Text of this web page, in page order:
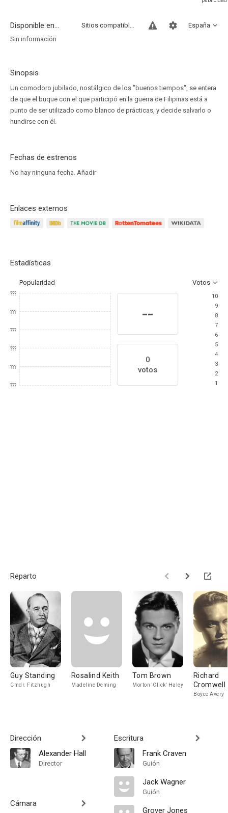
Disponible en... España
Sitios compatibles
Sin información
Sinopsis
Un comodoro jubilado, nostálgico de los "buenos tiempos", se entera
de que el buque con el que participó en la guerra de Filipinas está a
punto de ser utilizado como blanco de prácticas, y decide salvarlo o
hundirse con él.
Fechas de estrenos
No hay ninguna fecha. Añadir
Enlaces externos
Estadísticas
Popularidad Votos
???
???
???
???
???
???
--
0
votos
10
9
8
7
6
5
4
3
2
1
Reparto
Guy Standing
Cmdr. Fitzhugh
Rosalind Keith
Madeline Deming
Tom Brown
Morton 'Click' Haley
Richard
Cromwell
Boyce Avery
Dirección
Alexander Hall
Director
Cámara
Escritura
Frank Craven
Guión
Jack Wagner
Guión
Grover Jones